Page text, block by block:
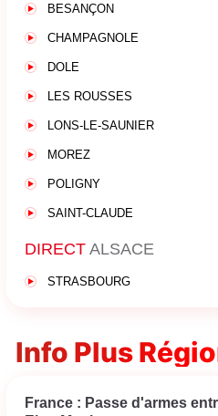
BESANÇON
CHAMPAGNOLE
DOLE
LES ROUSSES
LONS-LE-SAUNIER
MOREZ
POLIGNY
SAINT-CLAUDE
DIRECT ALSACE
STRASBOURG
Info Plus
France : Passe d'armes